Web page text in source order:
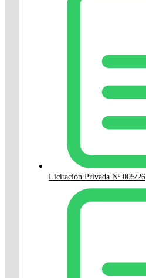
Licitación Privada Nº 005/26